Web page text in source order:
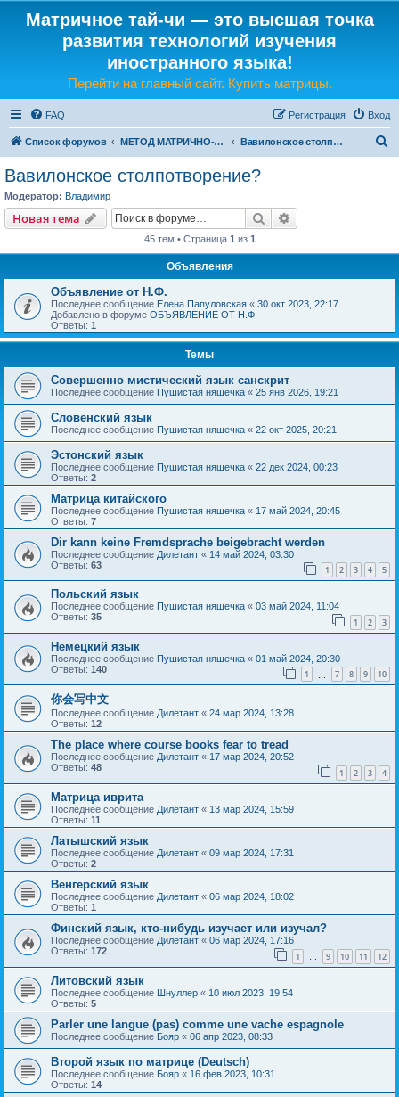
Матричное тай-чи — это высшая точка
развития технологий изучения
иностранного языка!
Перейти на главный сайт. Купить матрицы.
FAQ Вход
Регистрация
Список форумов МЕТОД МАТРИЧНО-ЯЗЫКОВОГО ТАЙ-ЧИ Вавилонское столпотворение?
Вавилонское столпотворение?
Модератор: Владимир
Новая тема Поиск
45 тем • Страница 1 из 1
Объявления
Объявление от Н.Ф.
Последнее сообщение Елена Папуловская « 30 окт 2023, 22:17
Добавлено в форуме ОБЪЯВЛЕНИЕ ОТ Н.Ф.
Ответы: 1
Темы
Совершенно мистический язык санскрит
Последнее сообщение Пушистая няшечка « 25 янв 2026, 19:21
Словенский язык
Последнее сообщение Пушистая няшечка « 22 окт 2025, 20:21
Эстонский язык
Последнее сообщение Пушистая няшечка « 22 дек 2024, 00:23
Ответы: 2
Матрица китайского
Последнее сообщение Пушистая няшечка « 17 май 2024, 20:45
Ответы: 7
Dir kann keine Fremdsprache beigebracht werden
Последнее сообщение Дилетант « 14 май 2024, 03:30
Ответы: 63 1 2 3 4 5
Польский язык
Последнее сообщение Пушистая няшечка « 03 май 2024, 11:04
Ответы: 35 1 2 3
Немецкий язык
Последнее сообщение Пушистая няшечка « 01 май 2024, 20:30
Ответы: 140 1 7 8 9 10
你会写中文
Последнее сообщение Дилетант « 24 мар 2024, 13:28
Ответы: 12
The place where course books fear to tread
Последнее сообщение Дилетант « 17 мар 2024, 20:52
Ответы: 48 1 2 3 4
Матрица иврита
Последнее сообщение Дилетант « 13 мар 2024, 15:59
Ответы: 11
Латышский язык
Последнее сообщение Дилетант « 09 мар 2024, 17:31
Ответы: 2
Венгерский язык
Последнее сообщение Дилетант « 06 мар 2024, 18:02
Ответы: 1
Финский язык, кто-нибудь изучает или изучал?
Последнее сообщение Дилетант « 06 мар 2024, 17:16
Ответы: 172 1 … 9 10 11 12
Литовский язык
Последнее сообщение Шнуллер « 10 июл 2023, 19:54
Ответы: 5
Parler une langue (pas) comme une vache espagnole
Последнее сообщение Бояр « 06 апр 2023, 08:33
Второй язык по матрице (Deutsch)
Последнее сообщение Бояр « 16 фев 2023, 10:31
Ответы: 14